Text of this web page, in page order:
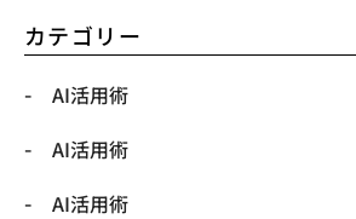
カテゴリー
AI活用術
AI活用術
AI活用術